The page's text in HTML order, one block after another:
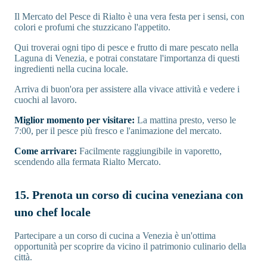
Il Mercato del Pesce di Rialto è una vera festa per i sensi, con
colori e profumi che stuzzicano l'appetito.
Qui troverai ogni tipo di pesce e frutto di mare pescato nella
Laguna di Venezia, e potrai constatare l'importanza di questi
ingredienti nella cucina locale.
Arriva di buon'ora per assistere alla vivace attività e vedere i
cuochi al lavoro.
Miglior momento per visitare: La mattina presto, verso le
7:00, per il pesce più fresco e l'animazione del mercato.
Come arrivare: Facilmente raggiungibile in vaporetto,
scendendo alla fermata Rialto Mercato.
15. Prenota un corso di cucina veneziana con
uno chef locale
Partecipare a un corso di cucina a Venezia è un'ottima
opportunità per scoprire da vicino il patrimonio culinario della
città.